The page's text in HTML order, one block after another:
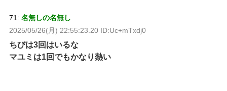
71: 名無しの名無し
2025/05/26(月) 22:55:23.20 ID:Uc+mTxdj0
ちびは3回はいるな
マユミは1回でもかなり熱い